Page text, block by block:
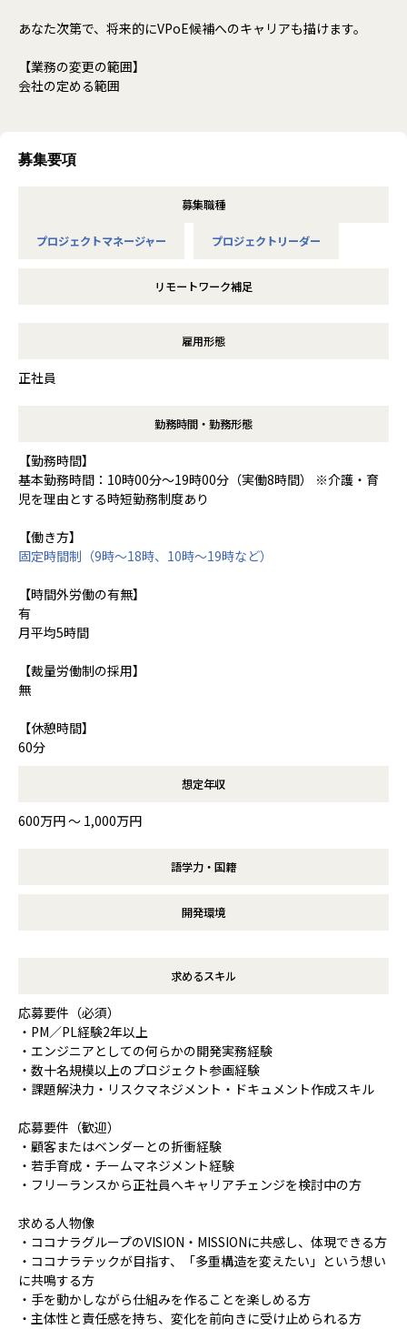
あなた次第で、将来的にVPoE候補へのキャリアも描けます。
【業務の変更の範囲】
会社の定める範囲
募集要項
募集職種
プロジェクトマネージャー プロジェクトリーダー
リモートワーク補足
雇用形態
正社員
勤務時間・勤務形態
【勤務時間】
基本勤務時間：10時00分～19時00分（実働8時間） ※介護・育
児を理由とする時短勤務制度あり
【働き方】
固定時間制（9時～18時、10時～19時など）
【時間外労働の有無】
有
月平均5時間
【裁量労働制の採用】
無
【休憩時間】
60分
想定年収
600万円 〜 1,000万円
語学力・国籍
開発環境
求めるスキル
応募要件（必須）
・PM／PL経験2年以上
・エンジニアとしての何らかの開発実務経験
・数十名規模以上のプロジェクト参画経験
・課題解決力・リスクマネジメント・ドキュメント作成スキル
応募要件（歓迎）
・顧客またはベンダーとの折衝経験
・若手育成・チームマネジメント経験
・フリーランスから正社員へキャリアチェンジを検討中の方
求める人物像
・ココナラグループのVISION・MISSIONに共感し、体現できる方
・ココナラテックが目指す、「多重構造を変えたい」という想い
に共鳴する方
・手を動かしながら仕組みを作ることを楽しめる方
・主体性と責任感を持ち、変化を前向きに受け止められる方